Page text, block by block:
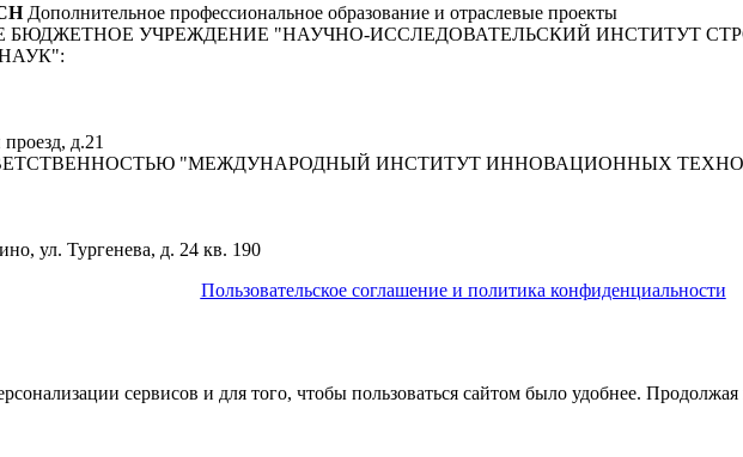
Дополнительное профессиональное образование и отраслевые проекты
БЮДЖЕТНОЕ УЧРЕЖДЕНИЕ "НАУЧНО-ИССЛЕДОВАТЕЛЬСКИЙ ИНСТИТУТ
:
д.21
"МЕЖДУНАРОДНЫЙ ИНСТИТУТ ИННОВАЦИОННЫХ
ул. Тургенева, д. 24 кв. 190
Пользовательское соглашение и политика конфиденциальности
сервисов и для того, чтобы пользоваться сайтом было удобнее.